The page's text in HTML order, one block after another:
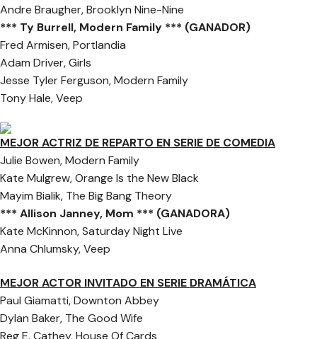
Andre Braugher, Brooklyn Nine-Nine
*** Ty Burrell, Modern Family *** (GANADOR)
Fred Armisen, Portlandia
Adam Driver, Girls
Jesse Tyler Ferguson, Modern Family
Tony Hale, Veep
MEJOR ACTRIZ DE REPARTO EN SERIE DE COMEDIA
Julie Bowen, Modern Family
Kate Mulgrew, Orange Is the New Black
Mayim Bialik, The Big Bang Theory
*** Allison Janney, Mom *** (GANADORA)
Kate McKinnon, Saturday Night Live
Anna Chlumsky, Veep
MEJOR ACTOR INVITADO EN SERIE DRAMÁTICA
Paul Giamatti, Downton Abbey
Dylan Baker, The Good Wife
Reg E. Cathey, House Of Cards